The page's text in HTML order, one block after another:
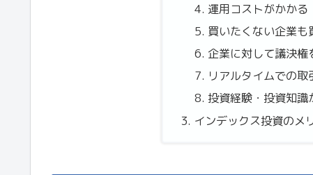
運用コストがかかる
買いたくない企業も
企業に対して議決権
リアルタイムでの取
投資経験・投資知識
インデックス投資のメ